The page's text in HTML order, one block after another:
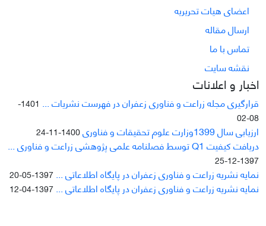
اعضای هیات تحریریه
ارسال مقاله
تماس با ما
نقشه سایت
اخبار و اعلانات
قرارگیری مجله زراعت و فناوری زعفران در فهرست نشریات ...
1401-
08-02
ارزیابی سال 1399وزارت علوم تحقیقات و فناوری 1400-11-24
دریافت کیفیت Q1 توسط فصلنامه علمی پژوهشی زراعت و فناوری ...
1397-12-25
نمایه نشریه زراعت و فناوری زعفران در پایگاه اطلاعاتی ... 1397-05-20
نمایه نشریه زراعت و فناوری زعفران در پایگاه اطلاعاتی ... 1397-04-12